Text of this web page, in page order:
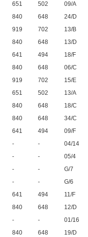
651 502 09/A
840 648 24/D
919 702 13/B
840 648 13/D
641 494 18/F
840 648 06/C
919 702 15/E
651 502 13/A
840 648 18/C
840 648 34/C
641 494 09/F
- - 04/14
- - 05/4
- - G/7
- - G/6
641 494 11/F
840 648 12/D
- - 01/16
840 648 19/D